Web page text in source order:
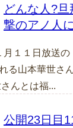
どんな人?
撃のアノ人
月１１日放送
る山本華世さ
んとは福...
公開23日目